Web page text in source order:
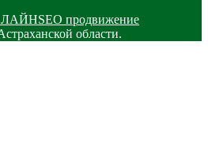
SEO продвижение
области.